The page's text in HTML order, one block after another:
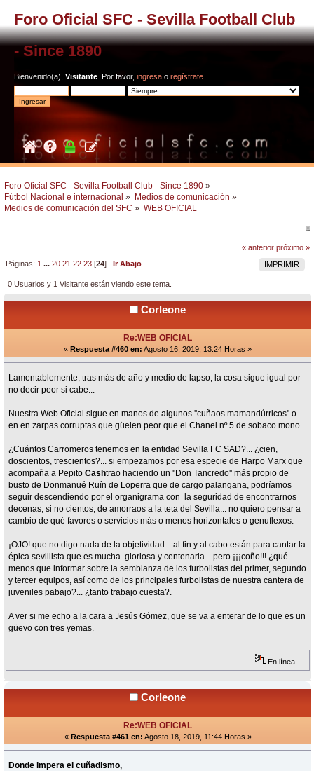
Foro Oficial SFC - Sevilla Football Club
- Since 1890
Bienvenido(a), Visitante . Por favor, ingresa o regístrate
Foro Oficial SFC - Sevilla Football Club - Since 1890 »
Fútbol Nacional e internacional » Medios de comunicación »
Medios de comunicación del SFC » WEB OFICIAL
« anterior próximo »
IMPRIMIR
Páginas: 1 ...20 21 22 23 [24]Ir Abajo
0 Usuarios y 1 Visitante están viendo este tema.
Corleone
Re:WEB OFICIAL
« Respuesta #460 en: Agosto 16, 2019, 13:24 Horas »
Lamentablemente, tras más de año y medio de lapso, la cosa sigue igual por
no decir peor si cabe...
Nuestra Web Oficial sigue en manos de algunos ''cuñaos mamandúrricos'' o
en en zarpas corruptas que güelen peor que el Chanel nº 5 de sobaco mono...
¿Cuántos Carromeros tenemos en la entidad Sevilla FC SAD?... ¿cien,
doscientos, trescientos?... si empezamos por esa especie de Harpo Marx que
acompaña a PepitoCashtrao haciendo un ''Don Tancredo'' más propio de
busto de Donmanué Ruín de Loperra que de cargo palangana, podríamos
seguir descendiendo por el organigrama con la seguridad de encontrarnos
decenas, si no cientos, de amorraos a la teta del Sevilla... no quiero pensar a
cambio de qué favores o servicios más o menos horizontales o genuflexos.
¡OJO! que no digo nada de la objetividad... al fin y al cabo están para cantar la
épica sevillista que es mucha. gloriosa y centenaria... pero ¡¡¡coño!!! ¿qué
menos que informar sobre la semblanza de los furbolistas del primer, segundo
y tercer equipos, así como de los principales furbolistas de nuestra cantera de
juveniles pabajo?... ¿tanto trabajo cuesta?.
A ver si me echo a la cara a Jesús Gómez, que se va a enterar de lo que es un
güevo con tres yemas.
En línea
Corleone
Re:WEB OFICIAL
« Respuesta #461 en: Agosto 18, 2019, 11:44 Horas »
Donde impera el cuñadismo,